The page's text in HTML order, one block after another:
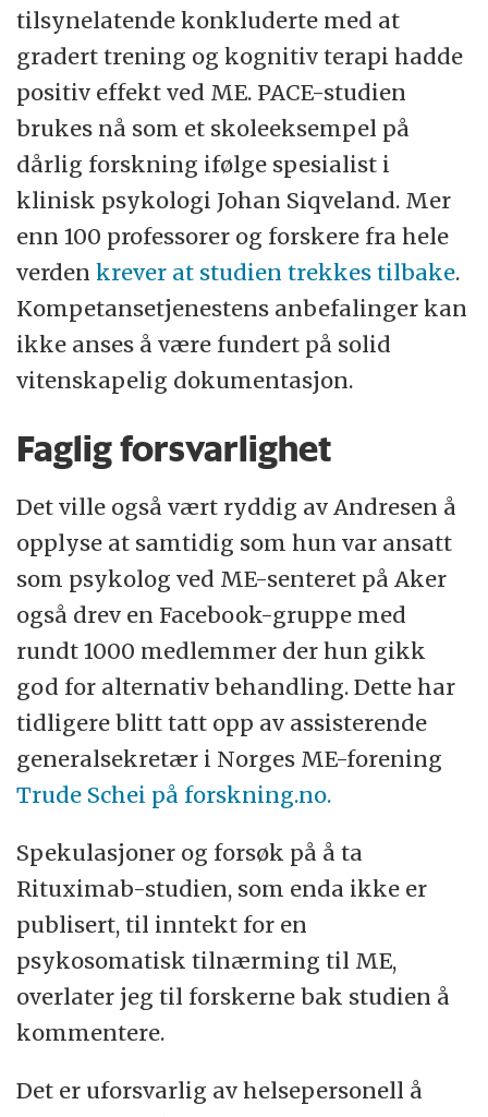
tilsynelatende konkluderte med at
gradert trening og kognitiv terapi hadde
positiv effekt ved ME. PACE-studien
brukes nå som et skoleeksempel på
dårlig forskning ifølge spesialist i
klinisk psykologi Johan Siqveland. Mer
enn 100 professorer og forskere fra hele
verdenkrever at studien trekkes tilbake.
Kompetansetjenestens anbefalinger kan
ikke anses å være fundert på solid
vitenskapelig dokumentasjon.
Faglig forsvarlighet
Det ville også vært ryddig av Andresen å
opplyse at samtidig som hun var ansatt
som psykolog ved ME-senteret på Aker
også drev en Facebook-gruppe med
rundt 1000 medlemmer der hun gikk
god for alternativ behandling. Dette har
tidligere blitt tatt opp av assisterende
generalsekretær i Norges ME-forening
Trude Schei på forskning.no.
Spekulasjoner og forsøk på å ta
Rituximab-studien, som enda ikke er
publisert, til inntekt for en
psykosomatisk tilnærming til ME,
overlater jeg til forskerne bak studien å
kommentere.
Det er uforsvarlig av helsepersonell å